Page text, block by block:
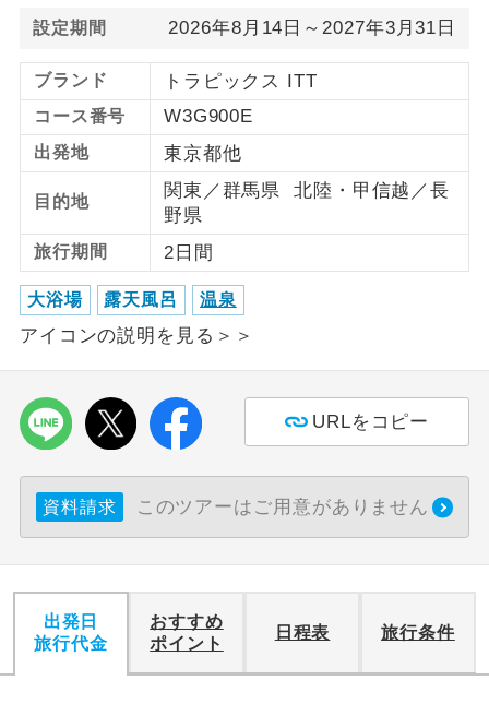
設定期間 2026年8月14日～2027年3月31日
ブランド トラピックス ITT
コース番号 W3G900E
出発地 東京都他
目的地
関東／群馬県 北陸・甲信越／長
野県
旅行期間 2日間
大浴場 露天風呂 温泉
アイコンの説明を見る＞＞
URLをコピー
資料請求 このツアーはご用意がありません
出発日
旅行代金
おすすめ
ポイント
日程表 旅行条件
ご夫婦限定
ご夫婦限定でご参加いただけるコースで
女性限定
女性限定でご参加いただけるコースで
す。
年齢制限あり
ご参加にあたり年齢に制限があるコース
です。
航空会社指定
利用航空会社が指定なので、ご出発の計
画にとても便利です。
ホテル指定
ご紹介するホテルを指定したコースで
す。
おひとり様バ
おひとり様でバス席を2席利⽤できま